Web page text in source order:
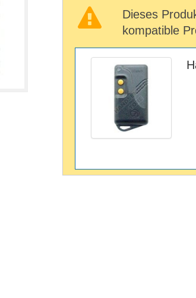
Dieses
kompatible